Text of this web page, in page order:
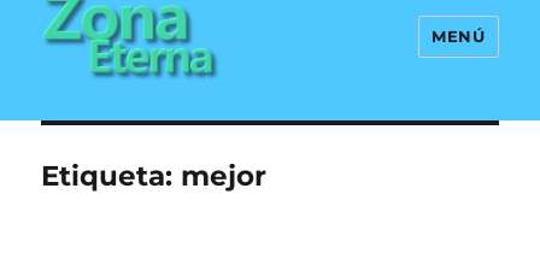
Zona Eterna
MENÚ
Etiqueta: mejor